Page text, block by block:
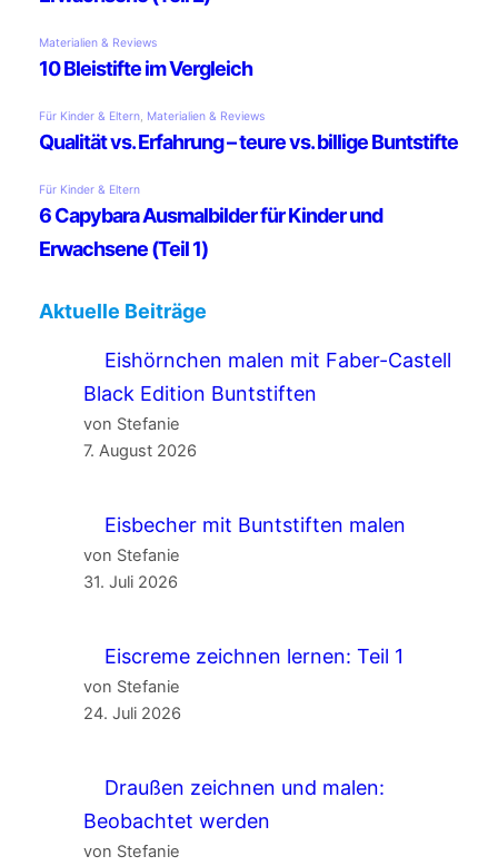
Aktuelle Beiträge
Eishörnchen malen mit Faber-Castell
Black Edition Buntstiften
von Stefanie
7. August 2026
Eisbecher mit Buntstiften malen
von Stefanie
31. Juli 2026
Eiscreme zeichnen lernen: Teil 1
von Stefanie
24. Juli 2026
Draußen zeichnen und malen:
Beobachtet werden
von Stefanie